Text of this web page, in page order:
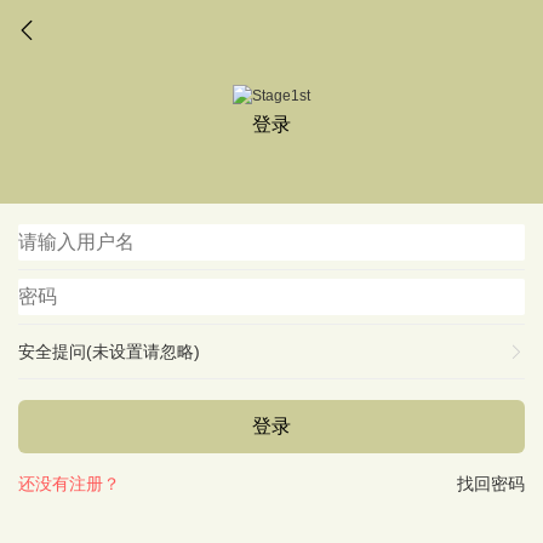
登录
安全提问(未设置请忽略)
登录
找回密码
还没有注册？